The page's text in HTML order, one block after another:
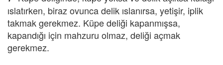
ıslatırken, biraz ovunca delik ıslanırsa, yetişir, iplik
takmak gerekmez. Küpe deliği kapanmışsa,
kapandığı için mahzuru olmaz, deliği açmak
gerekmez.